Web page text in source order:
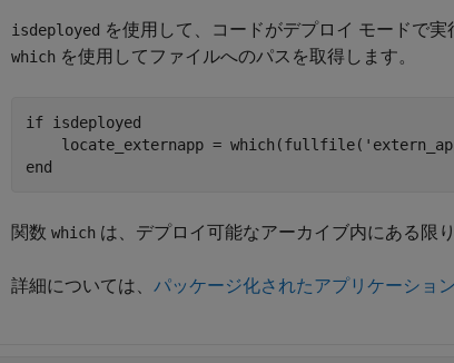
isdeployed を使用して、コードがデプロイ モードで
which を使用してファイルへのパスを取得します。
if isdeployed
    locate_externapp = which(fullfile(
end
関数 which は、デプロイ可能なアーカイブ内にある限
詳細については、 パッケージ化されたアプリケーショ